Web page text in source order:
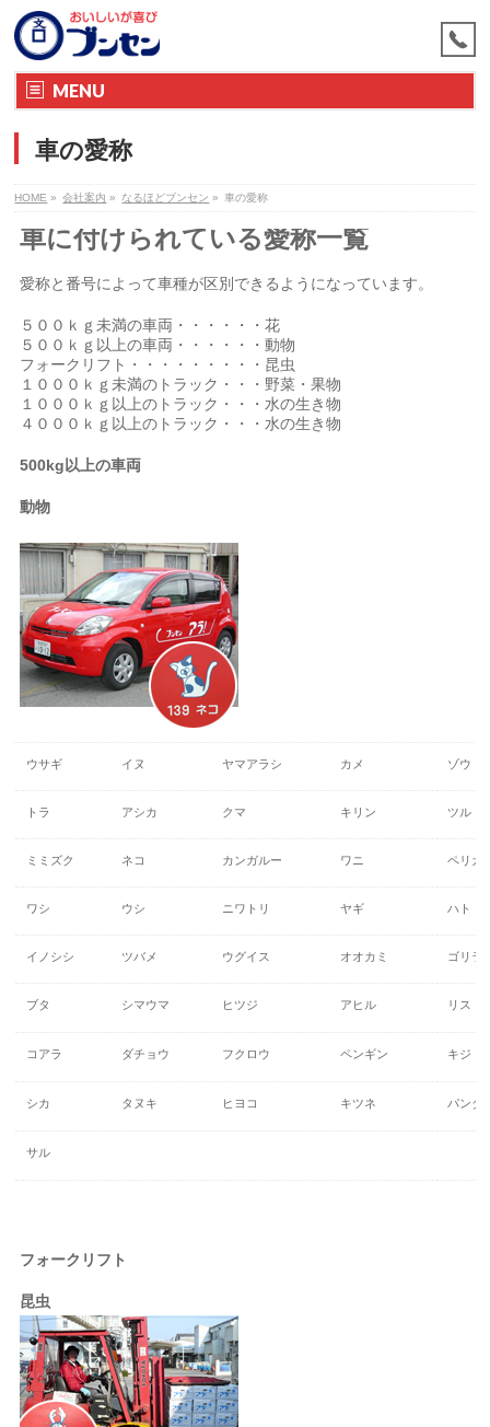
MENU
車の愛称
HOME » 会社案内 » なるほどブンセン » 車の愛称
車に付けられている愛称一覧
愛称と番号によって車種が区別できるようになっています。
５００ｋｇ未満の車両・・・・・・花
５００ｋｇ以上の車両・・・・・・動物
フォークリフト・・・・・・・・・昆虫
１０００ｋｇ未満のトラック・・・野菜・果物
１０００ｋｇ以上のトラック・・・水の生き物
４０００ｋｇ以上のトラック・・・水の生き物
500kg以上の車両
動物
ウサギ イヌ ヤマアラシ カメ ゾウ
トラ アシカ クマ キリン ツル
ミミズク ネコ カンガルー ワニ ペリカ
ワシ ウシ ニワトリ ヤギ ハト
イノシシ ツバメ ウグイス オオカミ ゴリラ
ブタ シマウマ ヒツジ アヒル リス
コアラ ダチョウ フクロウ ペンギン キジ
シカ タヌキ ヒヨコ キツネ パンダ
サル
フォークリフト
昆虫